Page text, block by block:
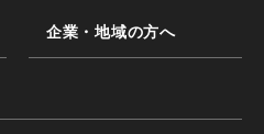
企業・地域の方へ